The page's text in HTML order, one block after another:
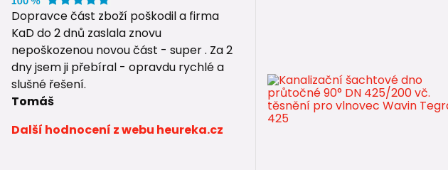
Dopravce část zboží poškodil a firma
KaD do 2 dnů zaslala znovu
nepoškozenou novou část - super . Za 2
dny jsem ji přebíral - opravdu rychlé a
slušné řešení.
Tomáš
Další hodnocení z webu heureka.cz